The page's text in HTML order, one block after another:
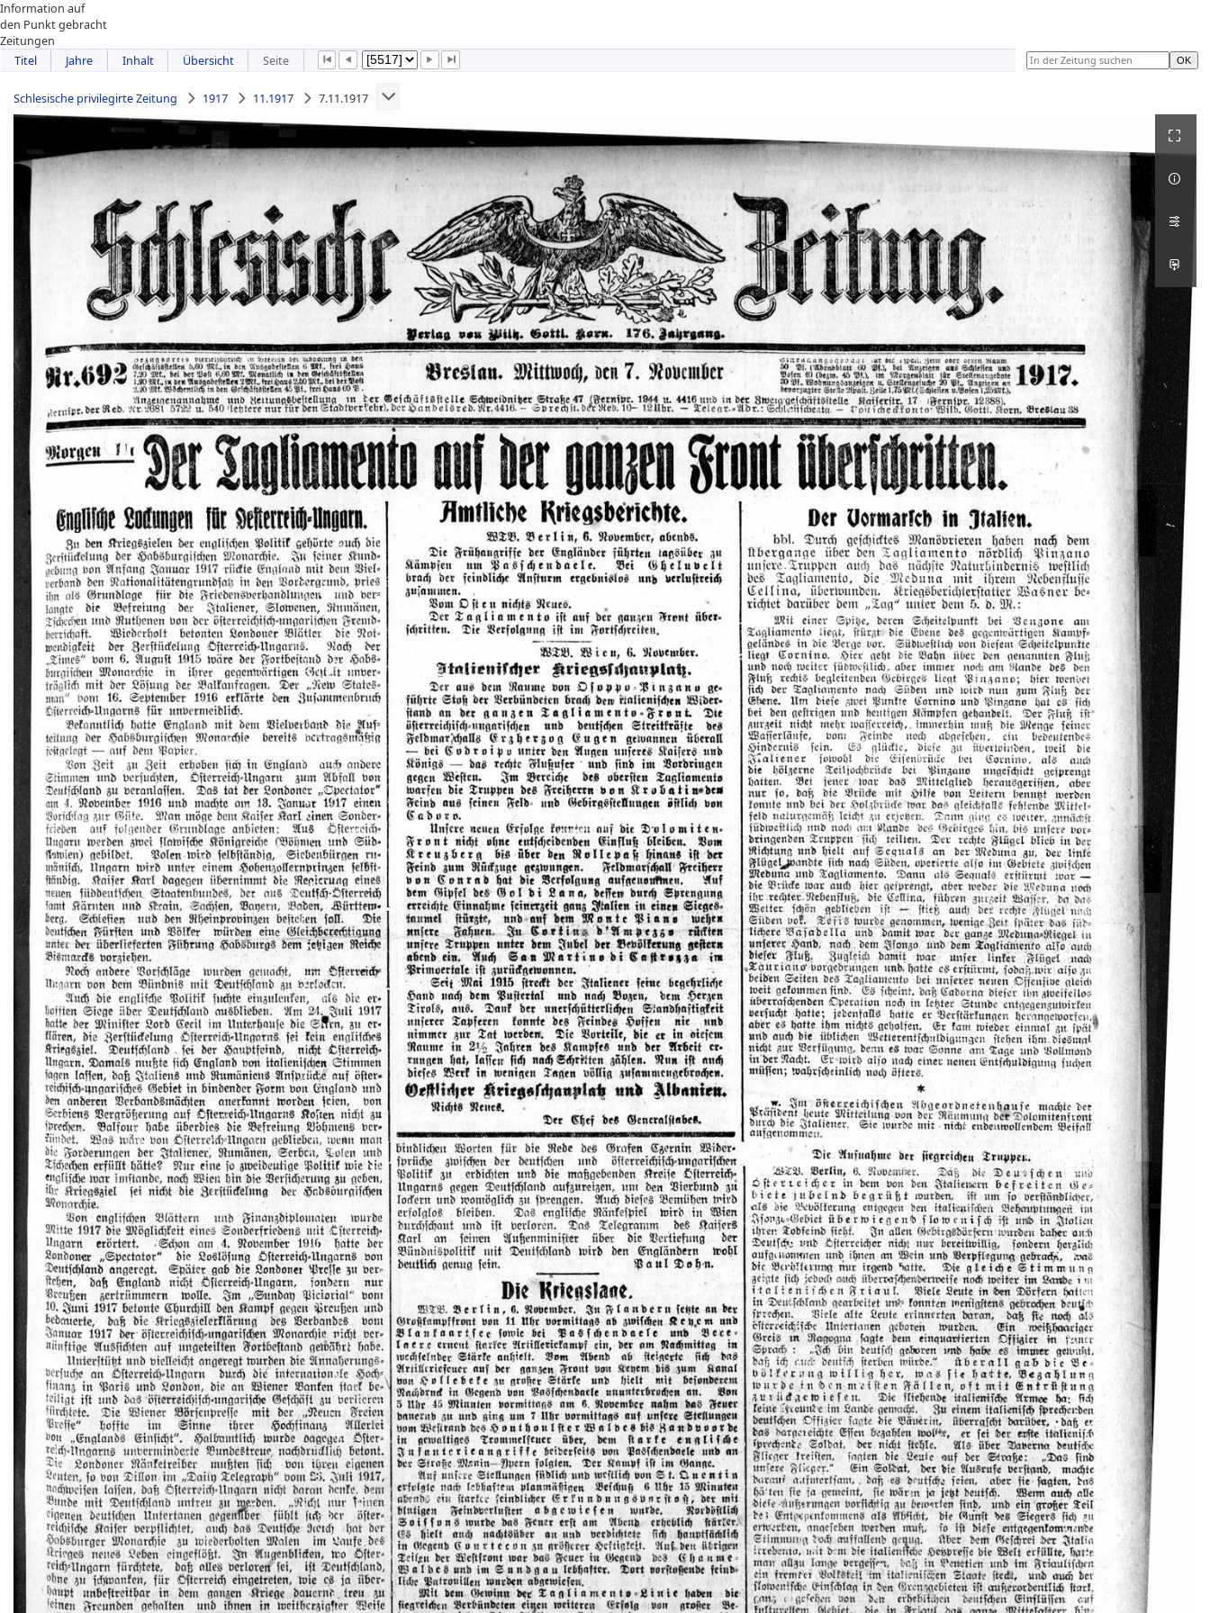
Information auf
den Punkt gebracht
Zeitungen
Titel
Jahre Inhalt Übersicht Seite
Schlesische privilegirte Zeitung 1917 11.1917 7.11.1917